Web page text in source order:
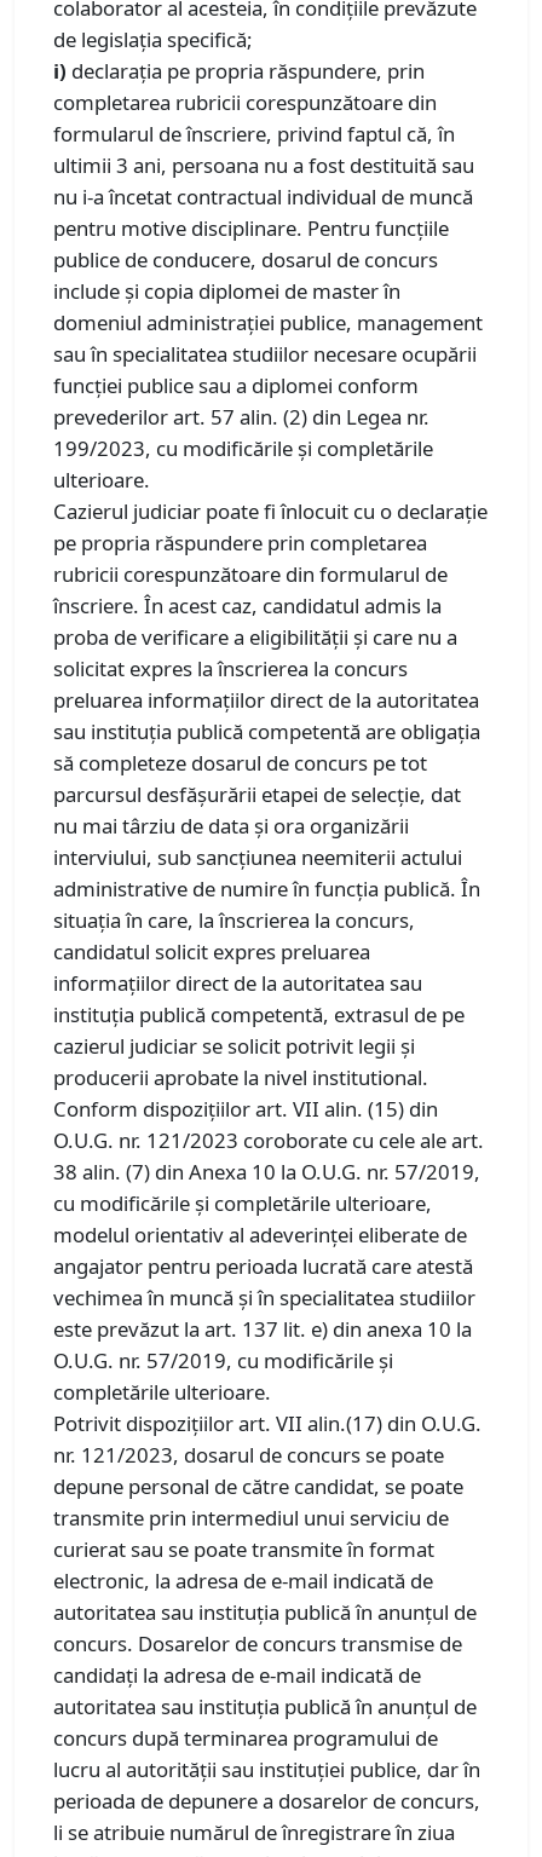
colaborator al acesteia, în condițiile prevăzute
de legislația specifică;
i) declarația pe propria răspundere, prin
completarea rubricii corespunzătoare din
formularul de înscriere, privind faptul că, în
ultimii 3 ani, persoana nu a fost destituită sau
nu i-a încetat contractual individual de muncă
pentru motive disciplinare. Pentru funcțiile
publice de conducere, dosarul de concurs
include și copia diplomei de master în
domeniul administrației publice, management
sau în specialitatea studiilor necesare ocupării
funcției publice sau a diplomei conform
prevederilor art. 57 alin. (2) din Legea nr.
199/2023, cu modificările și completările
ulterioare.
Cazierul judiciar poate fi înlocuit cu o declarație
pe propria răspundere prin completarea
rubricii corespunzătoare din formularul de
înscriere. În acest caz, candidatul admis la
proba de verificare a eligibilității și care nu a
solicitat expres la înscrierea la concurs
preluarea informațiilor direct de la autoritatea
sau instituția publică competentă are obligația
să completeze dosarul de concurs pe tot
parcursul desfășurării etapei de selecție, dat
nu mai târziu de data și ora organizării
interviului, sub sancțiunea neemiterii actului
administrative de numire în funcția publică. În
situația în care, la înscrierea la concurs,
candidatul solicit expres preluarea
informațiilor direct de la autoritatea sau
instituția publică competentă, extrasul de pe
cazierul judiciar se solicit potrivit legii și
producerii aprobate la nivel institutional.
Conform dispozițiilor art. VII alin. (15) din
O.U.G. nr. 121/2023 coroborate cu cele ale art.
38 alin. (7) din Anexa 10 la O.U.G. nr. 57/2019,
cu modificările și completările ulterioare,
modelul orientativ al adeverinței eliberate de
angajator pentru perioada lucrată care atestă
vechimea în muncă și în specialitatea studiilor
este prevăzut la art. 137 lit. e) din anexa 10 la
O.U.G. nr. 57/2019, cu modificările și
completările ulterioare.
Potrivit dispozițiilor art. VII alin.(17) din O.U.G.
nr. 121/2023, dosarul de concurs se poate
depune personal de către candidat, se poate
transmite prin intermediul unui serviciu de
curierat sau se poate transmite în format
electronic, la adresa de e-mail indicată de
autoritatea sau instituția publică în anunțul de
concurs. Dosarelor de concurs transmise de
candidați la adresa de e-mail indicată de
autoritatea sau instituția publică în anunțul de
concurs după terminarea programului de
lucru al autorității sau instituției publice, dar în
perioada de depunere a dosarelor de concurs,
li se atribuie numărul de înregistrare în ziua